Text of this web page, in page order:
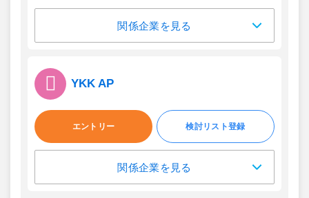
関係企業を見る
YKK AP
エントリー 検討リスト登録
関係企業を見る